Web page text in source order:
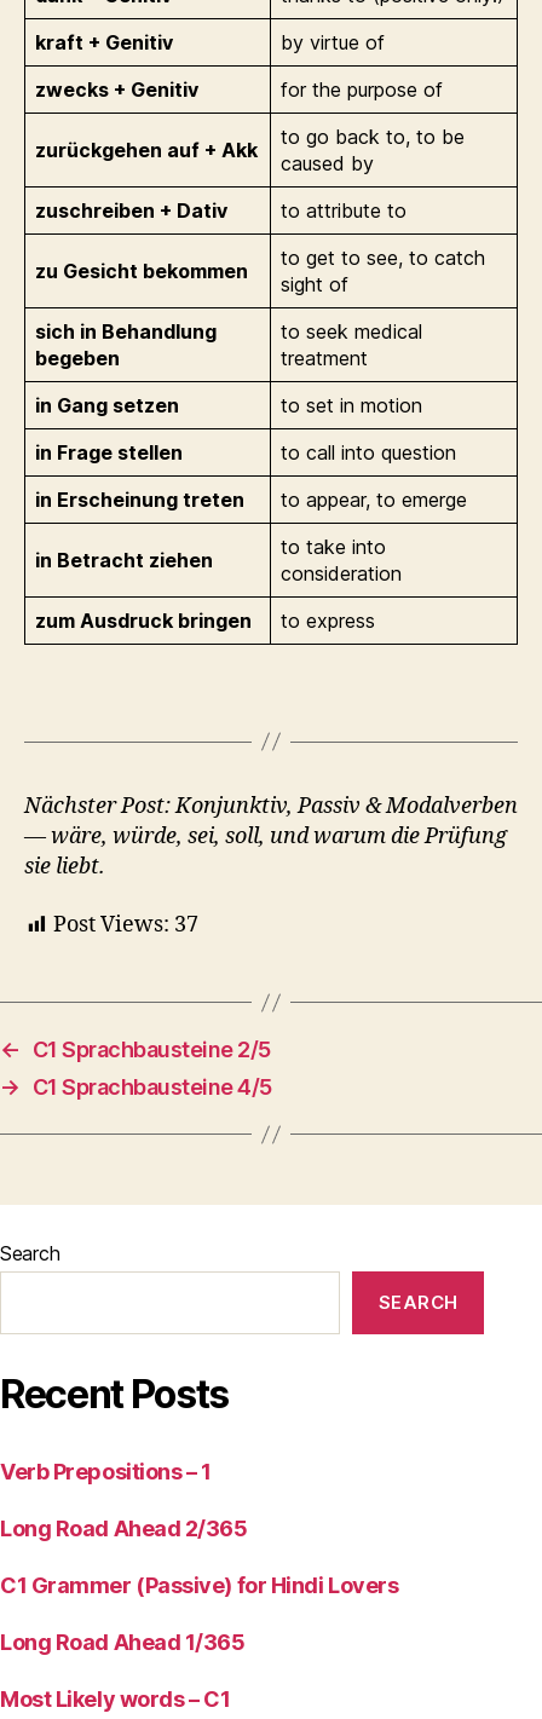
kraft + Genitiv
by virtue of
zwecks + Genitiv
for the purpose of
zurückgehen auf + Akk
to go back to, to be
caused by
zuschreiben + Dativ
to attribute to
zu Gesicht bekommen
to get to see, to catch
sight of
sich in Behandlung
begeben
to seek medical
treatment
in Gang setzen
to set in motion
in Frage stellen
to call into question
in Erscheinung treten
to appear, to emerge
in Betracht ziehen
to take into
consideration
zum Ausdruck bringen
to express
Nächster Post: Konjunktiv, Passiv & Modalverben
— wäre, würde, sei, soll, und warum die Prüfung
sie liebt.
Post Views: 37
←
C1 Sprachbausteine 2/5
→
C1 Sprachbausteine 4/5
Search
SEARCH
Recent Posts
Verb Prepositions – 1
Long Road Ahead 2/365
C1 Grammer (Passive) for Hindi Lovers
Long Road Ahead 1/365
Most Likely words – C1